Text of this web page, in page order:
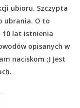
ubioru. Szczypta
ubrania. O to
10 lat istnienia
opisanych w
naciskom ;) Jest